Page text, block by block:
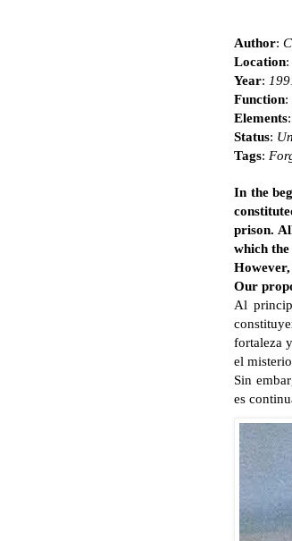
Author:
Location:
Year:
Function:
Elements:
Status:
Tags:
In the
prison.
which
Our
Al
fortaleza
el
Sin
es